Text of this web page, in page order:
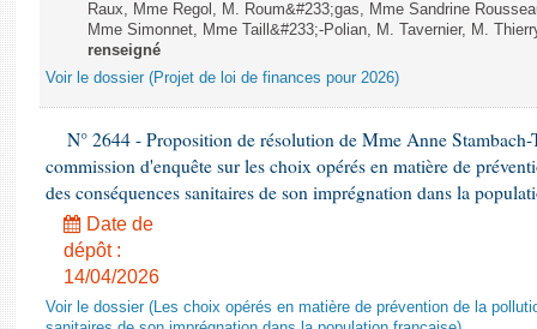
Raux, Mme Regol, M. Roum&#233;gas, Mme Sandrine
Mme Simonnet, Mme Taill&#233;-Polian, M. Tavernier, M.
renseigné
Voir le dossier (Projet de loi de finances pour 2026)
N° 2644 - Proposition de résolution de Mme Anne
commission d'enquête sur les choix opérés en matière de
des conséquences sanitaires de son imprégnation dans la
Date de
dépôt :
14/04/2026
Voir le dossier (Les choix opérés en matière de prévention de la